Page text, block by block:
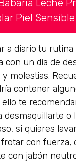
Leche
Piel Sensible
a diario tu rutina
con un día de
molestias.
contener
te
desmaquillarte o
si quieres
con fuerza,
con jabón